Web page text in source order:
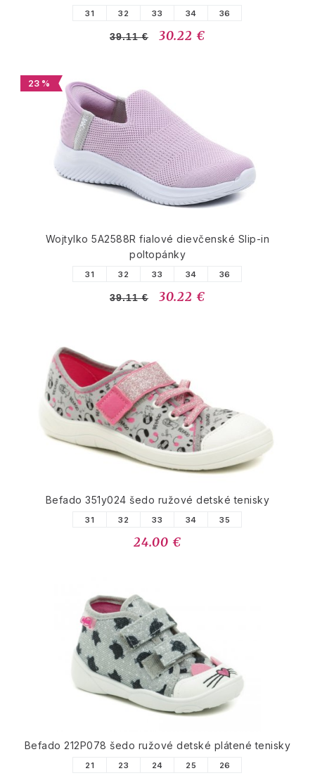
31 32 33 34 36
39.11 € 30.22 €
23 %
Wojtylko 5A2588R fialové dievčenské Slip-in
poltopánky
31 32 33 34 36
39.11 € 30.22 €
Befado 351y024 šedo ružové detské tenisky
31 32 33 34 35
24.00 €
Befado 212P078 šedo ružové detské plátené tenisky
21 23 24 25 26